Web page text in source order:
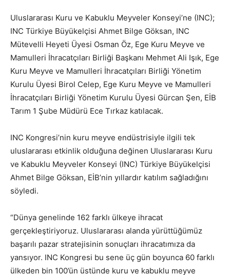
Uluslararası Kuru ve Kabuklu Meyveler Konseyi’ne (INC);
INC Türkiye Büyükelçisi Ahmet Bilge Göksan, INC
Mütevelli Heyeti Üyesi Osman Öz, Ege Kuru Meyve ve
Mamulleri İhracatçıları Birliği Başkanı Mehmet Ali Işık, Ege
Kuru Meyve ve Mamulleri İhracatçıları Birliği Yönetim
Kurulu Üyesi Birol Celep, Ege Kuru Meyve ve Mamulleri
İhracatçıları Birliği Yönetim Kurulu Üyesi Gürcan Şen, EİB
Tarım 1 Şube Müdürü Ece Tırkaz katılacak.
INC Kongresi’nin kuru meyve endüstrisiyle ilgili tek
uluslararası etkinlik olduğuna değinen Uluslararası Kuru
ve Kabuklu Meyveler Konseyi (INC) Türkiye Büyükelçisi
Ahmet Bilge Göksan, EİB’nin yıllardır katılım sağladığını
söyledi.
“Dünya genelinde 162 farklı ülkeye ihracat
gerçekleştiriyoruz. Uluslararası alanda yürüttüğümüz
başarılı pazar stratejisinin sonuçları ihracatımıza da
yansıyor. INC Kongresi bu sene üç gün boyunca 60 farklı
ülkeden bin 100’ün üstünde kuru ve kabuklu meyve